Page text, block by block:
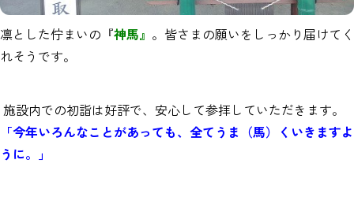
凛とした佇まいの『神馬』 。皆さまの願いをしっかり届けてく
れそうです。
施設内での初詣は好評で、安心して参拝していただきます。
「今年いろんなことがあっても、全てうま（馬）くいきますよ
うに。」